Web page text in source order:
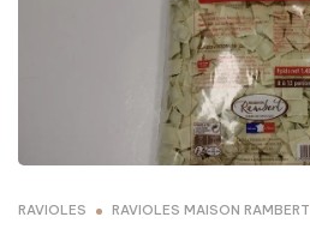
RAVIOLES RAVIOLES MAISON RAMBERT